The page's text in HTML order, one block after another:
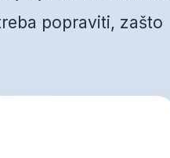
popraviti, zašto